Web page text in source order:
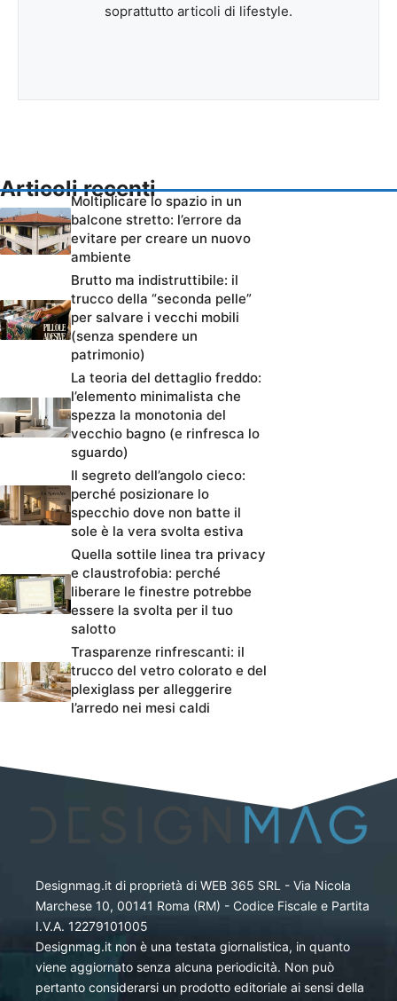
soprattutto articoli di lifestyle.
Articoli recenti
Moltiplicare lo spazio in un
balcone stretto: l’errore da
evitare per creare un nuovo
ambiente
Brutto ma indistruttibile: il
trucco della “seconda pelle”
per salvare i vecchi mobili
(senza spendere un
patrimonio)
La teoria del dettaglio freddo:
l’elemento minimalista che
spezza la monotonia del
vecchio bagno (e rinfresca lo
sguardo)
Il segreto dell’angolo cieco:
perché posizionare lo
specchio dove non batte il
sole è la vera svolta estiva
Quella sottile linea tra privacy
e claustrofobia: perché
liberare le finestre potrebbe
essere la svolta per il tuo
salotto
Trasparenze rinfrescanti: il
trucco del vetro colorato e del
plexiglass per alleggerire
l’arredo nei mesi caldi
Designmag.it di proprietà di WEB 365 SRL - Via Nicola
Marchese 10, 00141 Roma (RM) - Codice Fiscale e Partita
I.V.A. 12279101005
Designmag.it non è una testata giornalistica, in quanto
viene aggiornato senza alcuna periodicità. Non può
pertanto considerarsi un prodotto editoriale ai sensi della